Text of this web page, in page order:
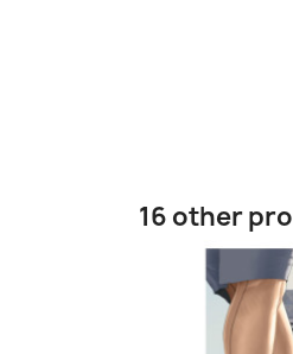
16 other